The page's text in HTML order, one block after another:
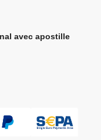
avec apostille